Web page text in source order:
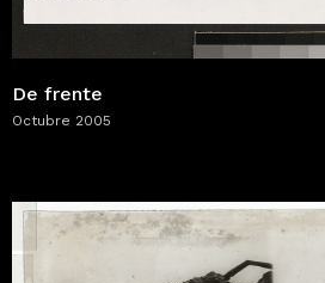
De frente
Octubre 2005